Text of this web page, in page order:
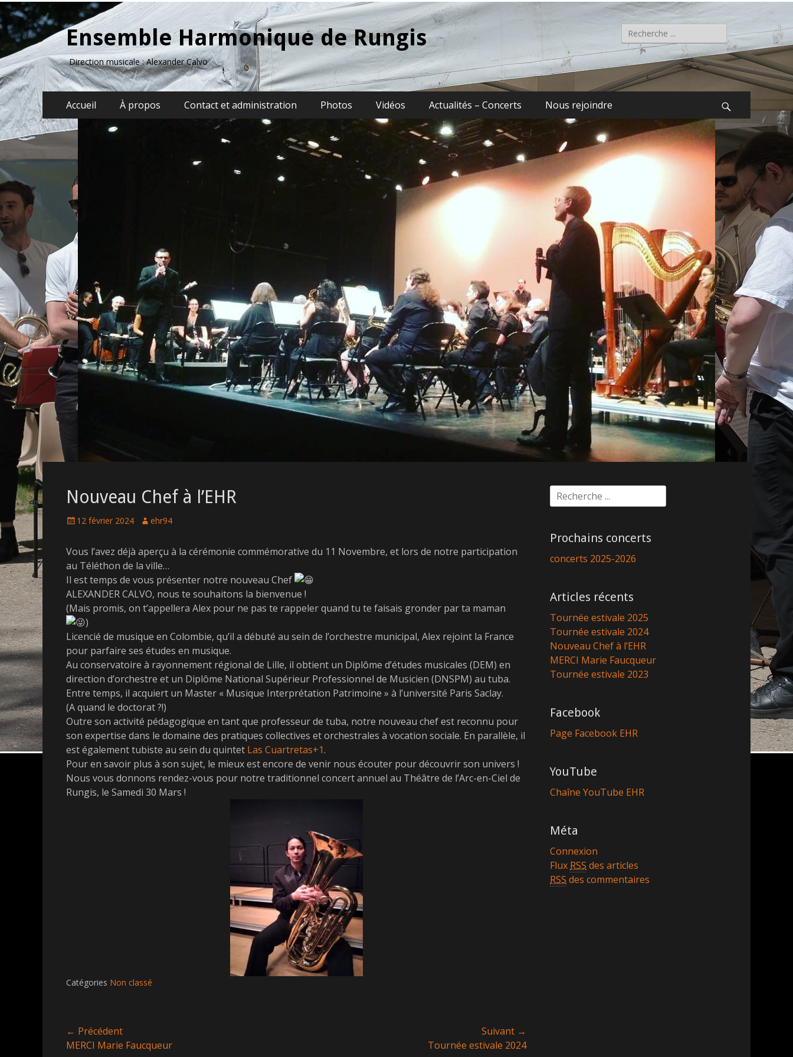
Ensemble Harmonique de Rungis
Direction musicale : Alexander Calvo
Rechercher :
Menu
principal
Aller
contenu
Accueil À propos Contact et administration Photos Vidéos Actualités – Concerts Nous rejoindre Recherche
Nouveau Chef à l’EHR
P
s
t
e
d
o
n
12 février 2024
A
h
o
r
ehr94
Vous l’avez déjà aperçu à la cérémonie commémorative du 11 Novembre, et lors de notre participation
au Téléthon de la ville…
Il est temps de vous présenter notre nouveau Chef
ALEXANDER CALVO, nous te souhaitons la bienvenue !
(Mais promis, on t’appellera Alex pour ne pas te rappeler quand tu te faisais gronder par ta maman
)
Licencié de musique en Colombie, qu’il a débuté au sein de l’orchestre municipal, Alex rejoint la France
pour parfaire ses études en musique.
Au conservatoire à rayonnement régional de Lille, il obtient un Diplôme d’études musicales (DEM) en
direction d’orchestre et un Diplôme National Supérieur Professionnel de Musicien (DNSPM) au tuba.
Entre temps, il acquiert un Master « Musique Interprétation Patrimoine » à l’université Paris Saclay.
(A quand le doctorat ?!)
Outre son activité pédagogique en tant que professeur de tuba, notre nouveau chef est reconnu pour
son expertise dans le domaine des pratiques collectives et orchestrales à vocation sociale. En parallèle, il
est également tubiste au sein du quintet Las Cuartretas+1.
Pour en savoir plus à son sujet, le mieux est encore de venir nous écouter pour découvrir son univers !
Nous vous donnons rendez-vous pour notre traditionnel concert annuel au Théâtre de l’Arc-en-Ciel de
Rungis, le Samedi 30 Mars !
Catégories Non classé
Navigation
← Précédent
Article
MERCI Marie Faucqueur
Suivant →
Tournée estivale 2024
Rechercher :
Prochains concerts
concerts 2025-2026
Articles récents
Tournée estivale 2025
Tournée estivale 2024
Nouveau Chef à l’EHR
MERCI Marie Faucqueur
Tournée estivale 2023
Facebook
Page Facebook EHR
YouTube
Chaîne YouTube EHR
Méta
Connexion
Flux RSS des articles
RSS des commentaires